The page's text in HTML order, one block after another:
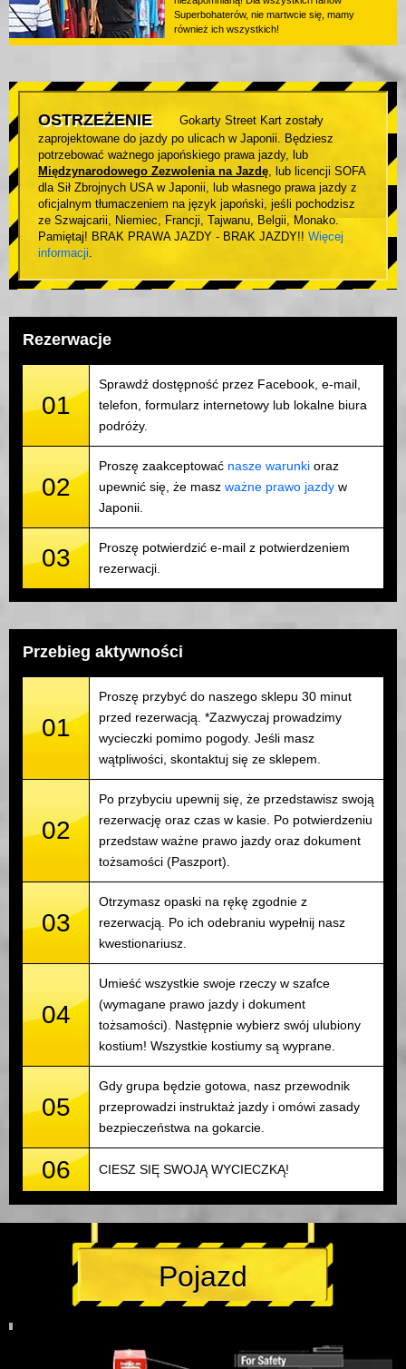
Superbohaterów, nie martwcie się, mamy
również ich wszystkich!
OSTRZEŻENIE
Gokarty Street Kart zostały
zaprojektowane do jazdy po ulicach w Japonii. Będziesz
potrzebować ważnego japońskiego prawa jazdy, lub
Międzynarodowego Zezwolenia na Jazdę, lub licencji SOFA
dla Sił Zbrojnych USA w Japonii, lub własnego prawa jazdy z
oficjalnym tłumaczeniem na język japoński, jeśli pochodzisz
ze Szwajcarii, Niemiec, Francji, Tajwanu, Belgii, Monako.
Pamiętaj! BRAK PRAWA JAZDY - BRAK JAZDY!! Więcej
informacji.
Rezerwacje
01
Sprawdź dostępność przez Facebook, e-mail,
telefon, formularz internetowy lub lokalne biura
podróży.
02
Proszę zaakceptować nasze warunki oraz
upewnić się, że masz ważne prawo jazdy w
Japonii.
03
Proszę potwierdzić e-mail z potwierdzeniem
rezerwacji.
Przebieg aktywności
01
Proszę przybyć do naszego sklepu 30 minut
przed rezerwacją. *Zazwyczaj prowadzimy
wycieczki pomimo pogody. Jeśli masz
wątpliwości, skontaktuj się ze sklepem.
02
Po przybyciu upewnij się, że przedstawisz swoją
rezerwację oraz czas w kasie. Po potwierdzeniu
przedstaw ważne prawo jazdy oraz dokument
tożsamości (Paszport).
03
Otrzymasz opaski na rękę zgodnie z
rezerwacją. Po ich odebraniu wypełnij nasz
kwestionariusz.
04
Umieść wszystkie swoje rzeczy w szafce
(wymagane prawo jazdy i dokument
tożsamości). Następnie wybierz swój ulubiony
kostium! Wszystkie kostiumy są wyprane.
05
Gdy grupa będzie gotowa, nasz przewodnik
przeprowadzi instruktaż jazdy i omówi zasady
bezpieczeństwa na gokarcie.
06 CIESZ SIĘ SWOJĄ WYCIECZKĄ!
Pojazd